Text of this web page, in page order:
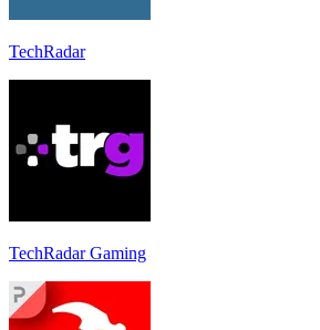
TechRadar
TechRadar Gaming